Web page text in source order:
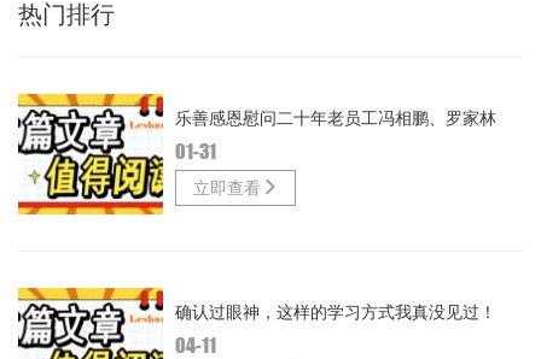
热门排行
乐善感恩慰问二十年老员工冯相鹏、罗家林
01-31
立即查看
确认过眼神，这样的学习方式我真没见过！
04-11